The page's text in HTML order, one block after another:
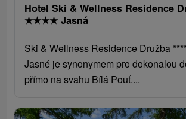
Hotel Ski & Wellness Residence
★★★★ Jasná
Ski & Wellness Residence Družba
Jasné je synonymem pro dokonalou
přímo na svahu Bílá Pouť....